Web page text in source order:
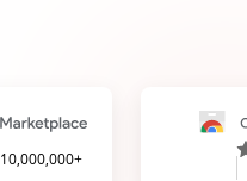
10,000,000+